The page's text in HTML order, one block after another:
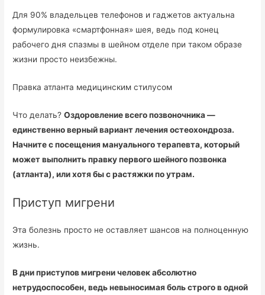
Для 90% владельцев телефонов и гаджетов актуальна
формулировка «смартфонная» шея, ведь под конец
рабочего дня спазмы в шейном отделе при таком образе
жизни просто неизбежны.
Правка атланта медицинским стилусом
Что делать?Оздоровление всего позвоночника —
единственно верный вариант лечения остеохондроза.
Начните с посещения мануального терапевта, который
может выполнить правку первого шейного позвонка
(атланта), или хотя бы с растяжки по утрам.
Приступ мигрени
Эта болезнь просто не оставляет шансов на полноценную
жизнь.
В дни приступов мигрени человек абсолютно
нетрудоспособен, ведь невыносимая боль строго в одной